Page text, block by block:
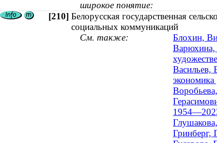
широкое понятие:
[210] Белорусская государственная
социальных коммуникаций
См. также:
Блохин,
Варюхина,
Васильев,
Гринберг,